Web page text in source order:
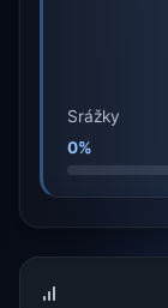
Srážky
0%